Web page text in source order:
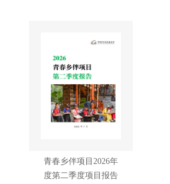
青春乡伴项目2026年
度第二季度项目报告